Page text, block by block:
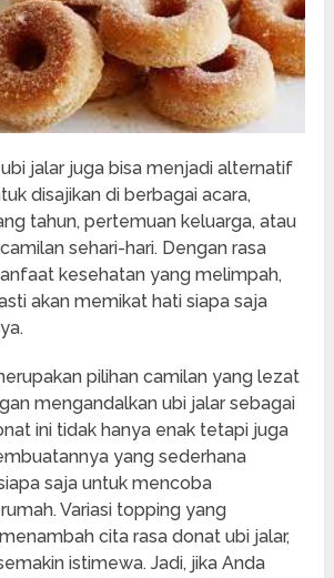
jalar juga bisa menjadi alternatif
disajikan di berbagai acara,
tahun, pertemuan keluarga, atau
sehari-hari. Dengan rasa
kesehatan yang melimpah,
akan memikat hati siapa saja
pilihan camilan yang lezat
mengandalkan ubi jalar sebagai
ini tidak hanya enak tetapi juga
yang sederhana
saja untuk mencoba
Variasi topping yang
cita rasa donat ubi jalar,
istimewa. Jadi, jika Anda